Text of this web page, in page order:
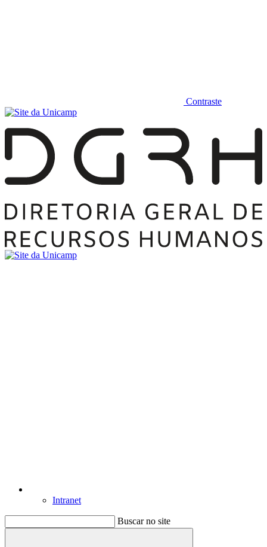
Contraste
Intranet
Buscar no site